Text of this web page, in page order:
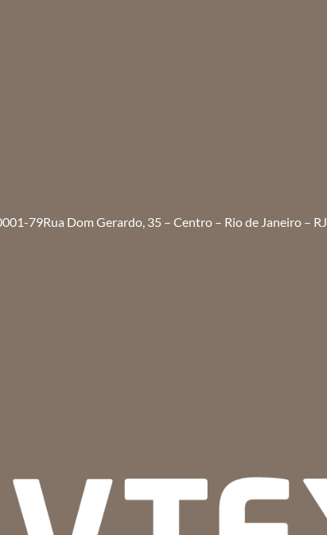
79Rua Dom Gerardo, 35 – Centro – Rio de Janeiro – RJ